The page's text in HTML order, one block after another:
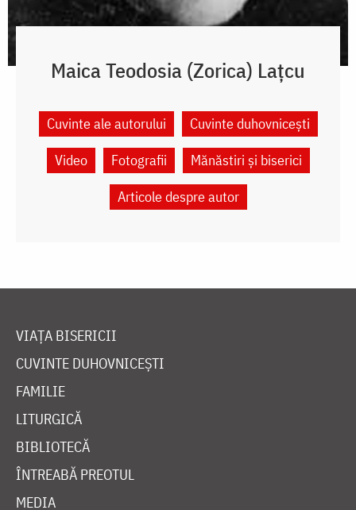
Maica Teodosia (Zorica) Lațcu
Cuvinte ale autorului
Cuvinte duhovnicești
Video
Fotografii
Mănăstiri și biserici
Articole despre autor
VIAȚA BISERICII
CUVINTE DUHOVNICEȘTI
FAMILIE
LITURGICĂ
BIBLIOTECĂ
ÎNTREABĂ PREOTUL
MEDIA